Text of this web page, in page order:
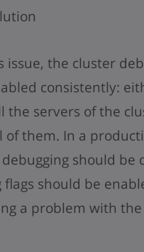
issue, the cluster
consistently:
the servers of the
of them. In a
should be
flags should be
a problem with